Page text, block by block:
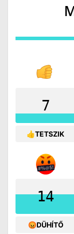
7
👍TETSZIK
14
😡DÜHÍTŐ